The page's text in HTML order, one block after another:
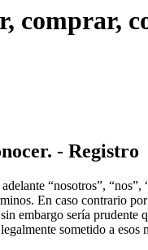
comprar,
- Registro
“nosotros”,
En caso contrario
embargo sería
sometido a